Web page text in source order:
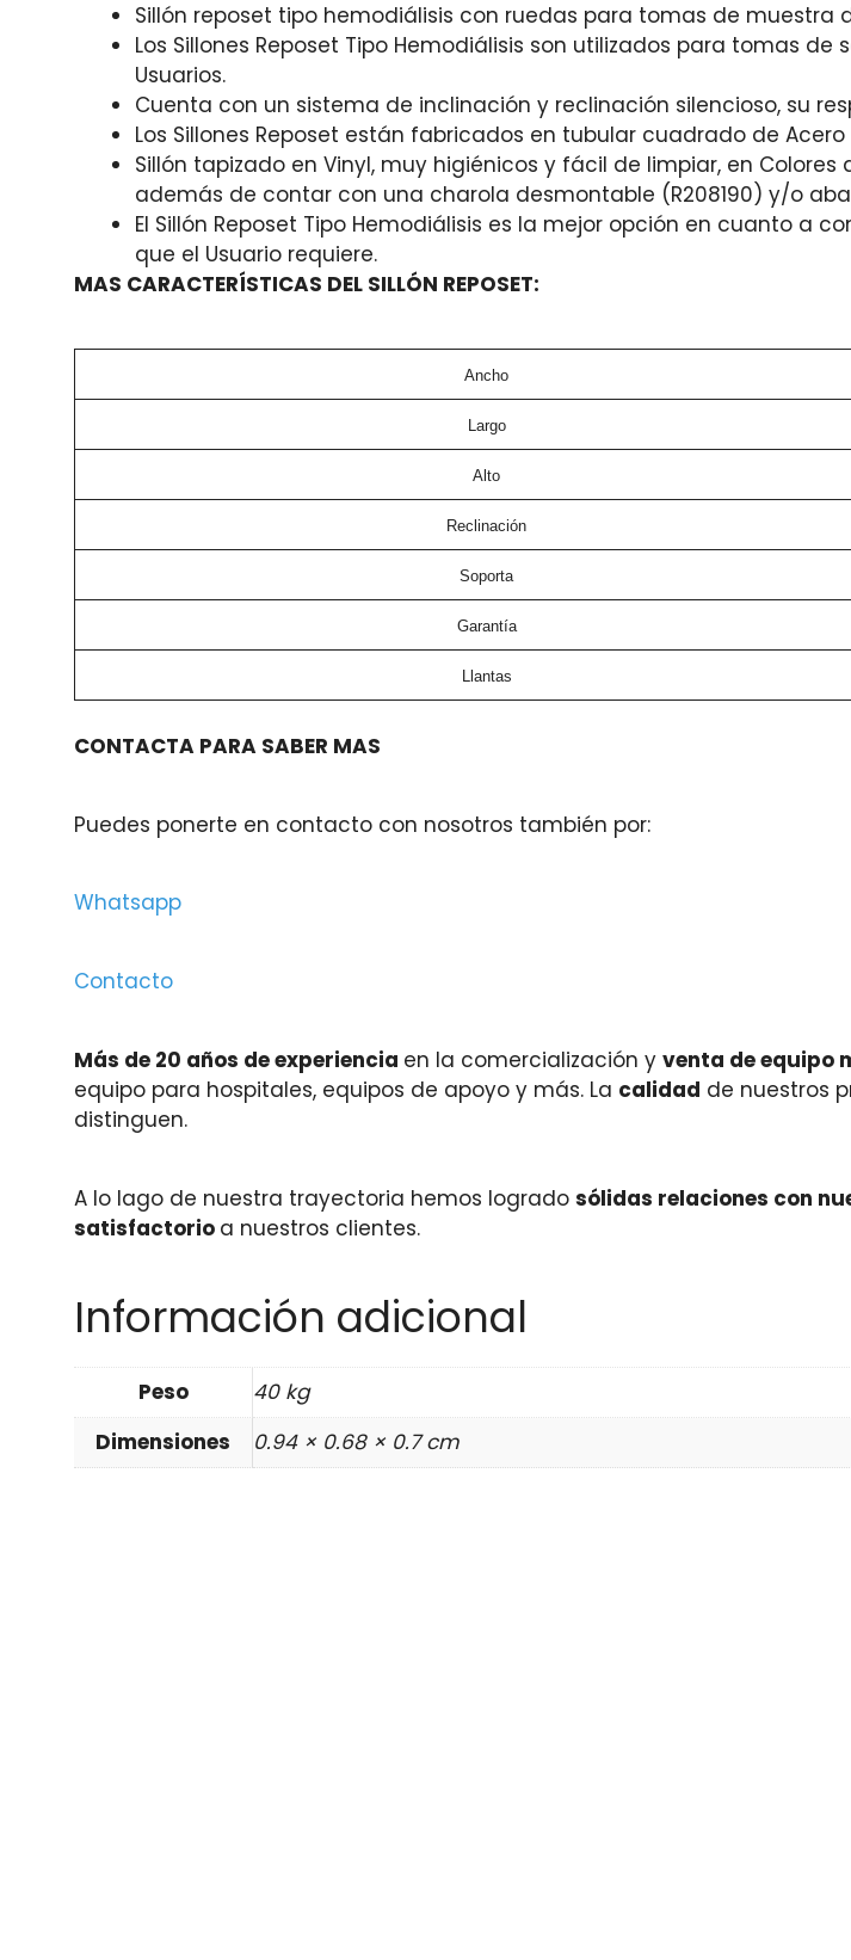
Sillón reposet tipo hemodiálisis con ruedas para tomas de muestra
Los Sillones Reposet Tipo Hemodiálisis son utilizados para tomas
Usuarios.
Cuenta con un sistema de inclinación y reclinación silencioso, su
Los Sillones Reposet están fabricados en tubular cuadrado de
Sillón tapizado en Vinyl, muy higiénicos y fácil de limpiar, en
además de contar con una charola desmontable (R208190) y/o
El Sillón Reposet Tipo Hemodiálisis es la mejor opción en cuanto
que el Usuario requiere.
MAS CARACTERÍSTICAS DEL SILLÓN REPOSET:
Ancho
Largo
Alto
Reclinación
Soporta
Garantía
Llantas
CONTACTA PARA SABER MAS
Puedes ponerte en contacto con nosotros también por:
Whatsapp
Contacto
Más de 20 años de experiencia en la comercialización y venta de equipo
equipo para hospitales, equipos de apoyo y más. La calidad de nuestros
distinguen.
A lo lago de nuestra trayectoria hemos logrado sólidas relaciones con
satisfactorio a nuestros clientes.
Información adicional
Peso
40 kg
Dimensiones
0.94 × 0.68 × 0.7 cm